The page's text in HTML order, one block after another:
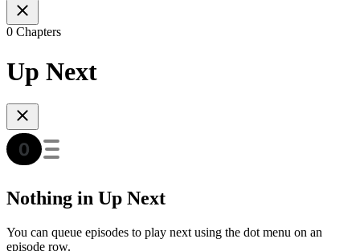
0 Chapters
Up Next
Nothing in Up Next
You can queue episodes to play next using the dot menu on an
episode row.